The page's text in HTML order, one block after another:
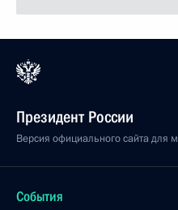
Президент России
Версия официального сайта для
События